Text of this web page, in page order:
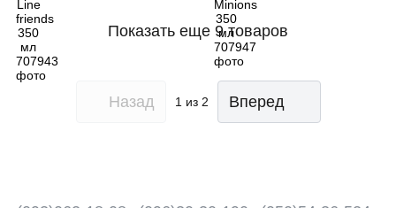
Показать еще 9 товаров
Назад 1 из 2 Вперед